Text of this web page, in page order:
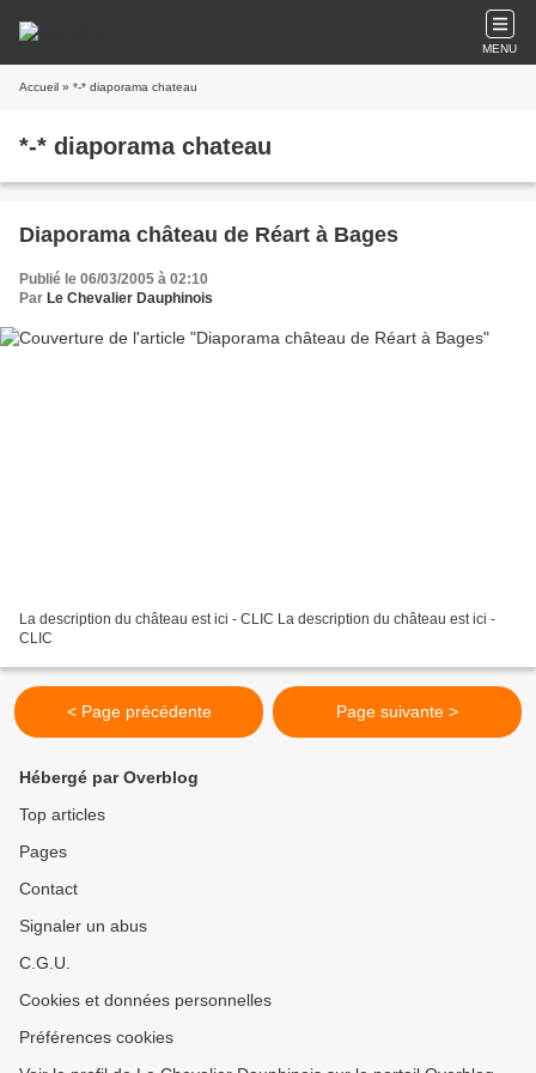
MENU
Accueil » *-* diaporama chateau
*-* diaporama chateau
Diaporama château de Réart à Bages
Publié le 06/03/2005 à 02:10
Par Le Chevalier Dauphinois
La description du château est ici - CLIC La description du château est ici -
CLIC
< Page précédente Page suivante >
Hébergé par Overblog
Top articles
Pages
Contact
Signaler un abus
C.G.U.
Cookies et données personnelles
Préférences cookies